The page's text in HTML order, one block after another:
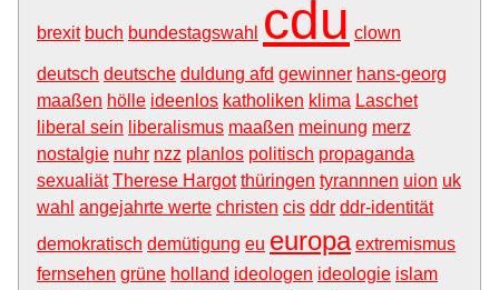
brexit buch bundestagswahl cdu clown
deutsch deutsche duldung afd gewinner hans-georg
maaßen hölle ideenlos katholiken klima Laschet
liberal sein liberalismus maaßen meinung merz
nostalgie nuhr nzz planlos politisch propaganda
sexualiät Therese Hargot thüringen tyrannnen uion uk
wahl angejahrte werte christen cis ddr ddr-identität
demokratisch demütigung eu europa extremismus
fernsehen grüne holland ideologen ideologie islam